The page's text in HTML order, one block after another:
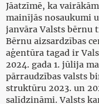
Jāatzīmē, ka
mainījās nosaukumi
janvāra Valsts bērnu
Bērnu aizsardzības
aģentūra tagad ir
2024. gada 1. jūlija
pārraudzības valsts
struktūru 2023. un
salīdzināmi. Valsts